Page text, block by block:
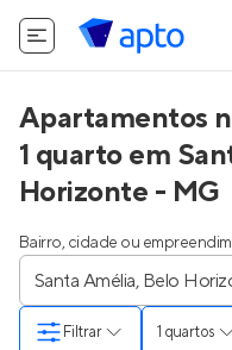
Apartamentos
1 quarto em
Horizonte - MG
Bairro, cidade ou
1 quartos
Filtrar